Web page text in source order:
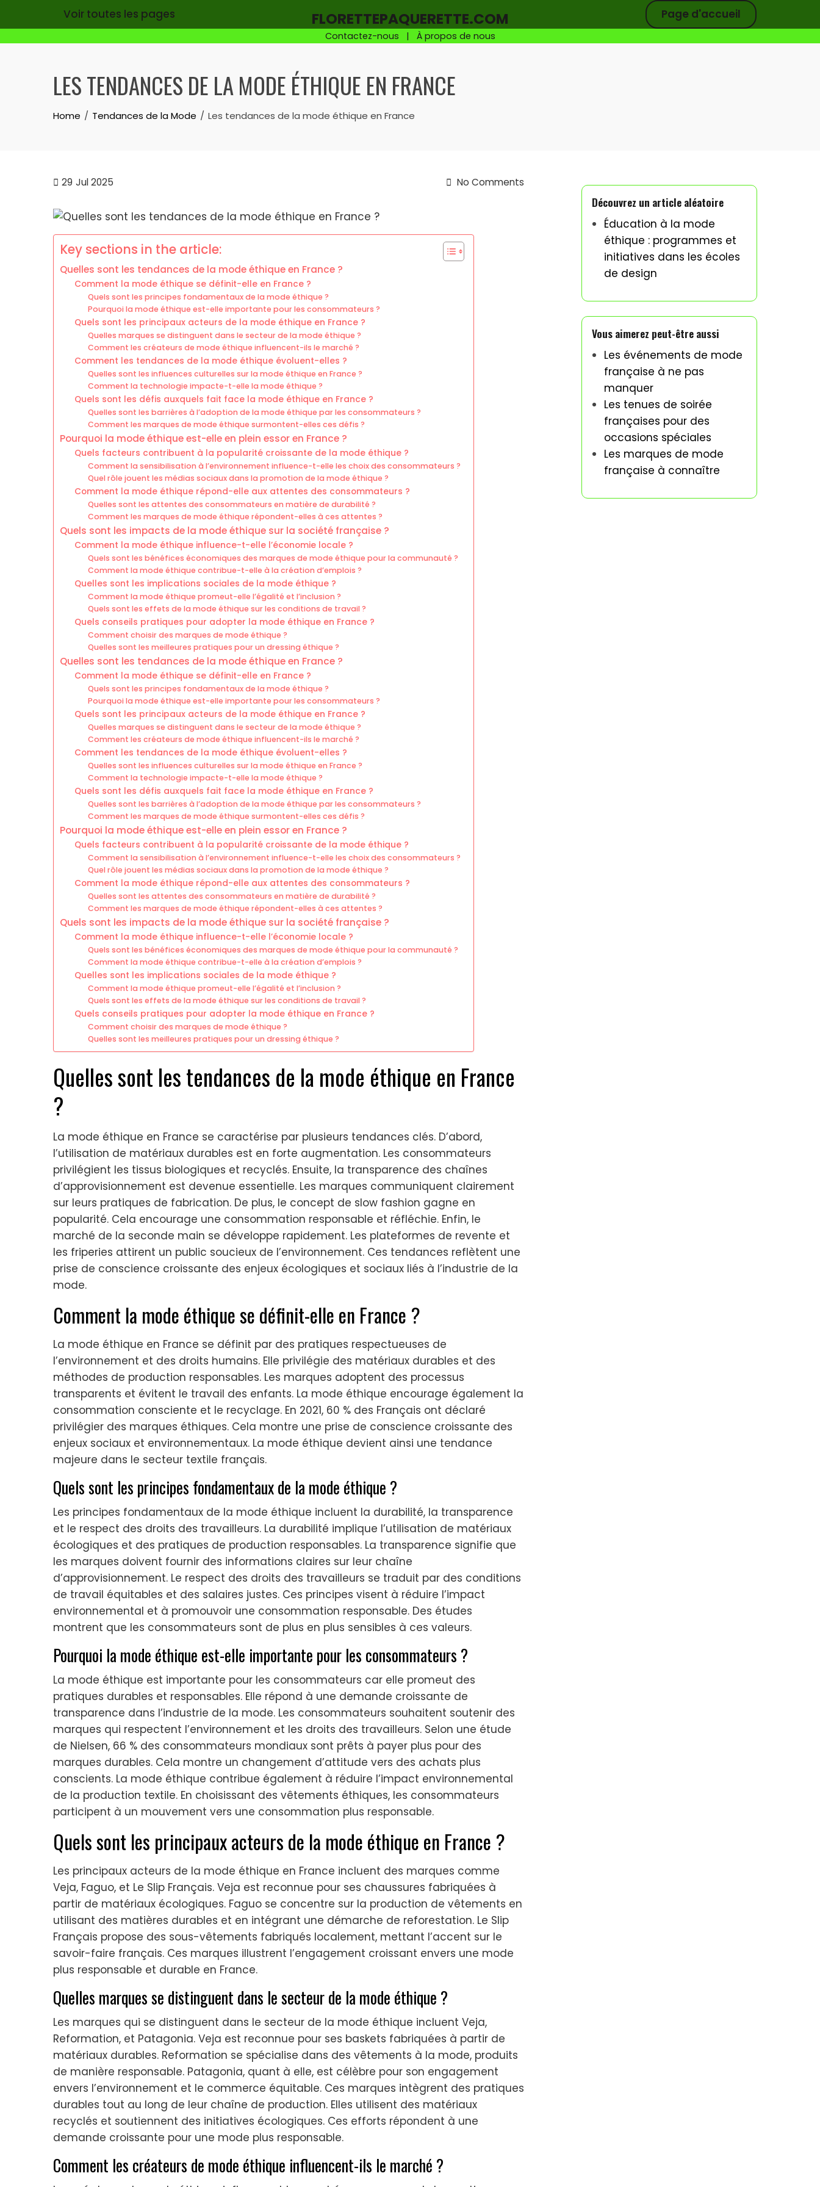
Voir toutes les pages FLORETTEPAQUERETTE.COM Page d'accueil
Contactez-nous | À propos de nous
LES TENDANCES DE LA MODE ÉTHIQUE EN FRANCE
Home Tendances de la Mode Les tendances de la mode éthique en France
29 Jul 2025 No Comments
Key sections in the article:
Quelles sont les tendances de la mode éthique en France ?
Comment la mode éthique se définit-elle en France ?
Quels sont les principes fondamentaux de la mode éthique ?
Pourquoi la mode éthique est-elle importante pour les consommateurs ?
Quels sont les principaux acteurs de la mode éthique en France ?
Quelles marques se distinguent dans le secteur de la mode éthique ?
Comment les créateurs de mode éthique influencent-ils le marché ?
Comment les tendances de la mode éthique évoluent-elles ?
Quelles sont les influences culturelles sur la mode éthique en France ?
Comment la technologie impacte-t-elle la mode éthique ?
Quels sont les défis auxquels fait face la mode éthique en France ?
Quelles sont les barrières à l’adoption de la mode éthique par les consommateurs ?
Comment les marques de mode éthique surmontent-elles ces défis ?
Pourquoi la mode éthique est-elle en plein essor en France ?
Quels facteurs contribuent à la popularité croissante de la mode éthique ?
Comment la sensibilisation à l’environnement influence-t-elle les choix des consommateurs ?
Quel rôle jouent les médias sociaux dans la promotion de la mode éthique ?
Comment la mode éthique répond-elle aux attentes des consommateurs ?
Quelles sont les attentes des consommateurs en matière de durabilité ?
Comment les marques de mode éthique répondent-elles à ces attentes ?
Quels sont les impacts de la mode éthique sur la société française ?
Comment la mode éthique influence-t-elle l’économie locale ?
Quels sont les bénéfices économiques des marques de mode éthique pour la communauté ?
Comment la mode éthique contribue-t-elle à la création d’emplois ?
Quelles sont les implications sociales de la mode éthique ?
Comment la mode éthique promeut-elle l’égalité et l’inclusion ?
Quels sont les effets de la mode éthique sur les conditions de travail ?
Quels conseils pratiques pour adopter la mode éthique en France ?
Comment choisir des marques de mode éthique ?
Quelles sont les meilleures pratiques pour un dressing éthique ?
Quelles sont les tendances de la mode éthique en France ?
Comment la mode éthique se définit-elle en France ?
Quels sont les principes fondamentaux de la mode éthique ?
Pourquoi la mode éthique est-elle importante pour les consommateurs ?
Quels sont les principaux acteurs de la mode éthique en France ?
Quelles marques se distinguent dans le secteur de la mode éthique ?
Comment les créateurs de mode éthique influencent-ils le marché ?
Comment les tendances de la mode éthique évoluent-elles ?
Quelles sont les influences culturelles sur la mode éthique en France ?
Comment la technologie impacte-t-elle la mode éthique ?
Quels sont les défis auxquels fait face la mode éthique en France ?
Quelles sont les barrières à l’adoption de la mode éthique par les consommateurs ?
Comment les marques de mode éthique surmontent-elles ces défis ?
Pourquoi la mode éthique est-elle en plein essor en France ?
Quels facteurs contribuent à la popularité croissante de la mode éthique ?
Comment la sensibilisation à l’environnement influence-t-elle les choix des consommateurs ?
Quel rôle jouent les médias sociaux dans la promotion de la mode éthique ?
Comment la mode éthique répond-elle aux attentes des consommateurs ?
Quelles sont les attentes des consommateurs en matière de durabilité ?
Comment les marques de mode éthique répondent-elles à ces attentes ?
Quels sont les impacts de la mode éthique sur la société française ?
Comment la mode éthique influence-t-elle l’économie locale ?
Quels sont les bénéfices économiques des marques de mode éthique pour la communauté ?
Comment la mode éthique contribue-t-elle à la création d’emplois ?
Quelles sont les implications sociales de la mode éthique ?
Comment la mode éthique promeut-elle l’égalité et l’inclusion ?
Quels sont les effets de la mode éthique sur les conditions de travail ?
Quels conseils pratiques pour adopter la mode éthique en France ?
Comment choisir des marques de mode éthique ?
Quelles sont les meilleures pratiques pour un dressing éthique ?
Quelles sont les tendances de la mode éthique en France
?
La mode éthique en France se caractérise par plusieurs tendances clés. D’abord,
l’utilisation de matériaux durables est en forte augmentation. Les consommateurs
privilégient les tissus biologiques et recyclés. Ensuite, la transparence des chaînes
d’approvisionnement est devenue essentielle. Les marques communiquent clairement
sur leurs pratiques de fabrication. De plus, le concept de slow fashion gagne en
popularité. Cela encourage une consommation responsable et réfléchie. Enfin, le
marché de la seconde main se développe rapidement. Les plateformes de revente et
les friperies attirent un public soucieux de l’environnement. Ces tendances reflètent une
prise de conscience croissante des enjeux écologiques et sociaux liés à l’industrie de la
mode.
Comment la mode éthique se définit-elle en France ?
La mode éthique en France se définit par des pratiques respectueuses de
l’environnement et des droits humains. Elle privilégie des matériaux durables et des
méthodes de production responsables. Les marques adoptent des processus
transparents et évitent le travail des enfants. La mode éthique encourage également la
consommation consciente et le recyclage. En 2021, 60 % des Français ont déclaré
privilégier des marques éthiques. Cela montre une prise de conscience croissante des
enjeux sociaux et environnementaux. La mode éthique devient ainsi une tendance
majeure dans le secteur textile français.
Quels sont les principes fondamentaux de la mode éthique ?
Les principes fondamentaux de la mode éthique incluent la durabilité, la transparence
et le respect des droits des travailleurs. La durabilité implique l’utilisation de matériaux
écologiques et des pratiques de production responsables. La transparence signifie que
les marques doivent fournir des informations claires sur leur chaîne
d’approvisionnement. Le respect des droits des travailleurs se traduit par des conditions
de travail équitables et des salaires justes. Ces principes visent à réduire l’impact
environnemental et à promouvoir une consommation responsable. Des études
montrent que les consommateurs sont de plus en plus sensibles à ces valeurs.
Pourquoi la mode éthique est-elle importante pour les consommateurs ?
La mode éthique est importante pour les consommateurs car elle promeut des
pratiques durables et responsables. Elle répond à une demande croissante de
transparence dans l’industrie de la mode. Les consommateurs souhaitent soutenir des
marques qui respectent l’environnement et les droits des travailleurs. Selon une étude
de Nielsen, 66 % des consommateurs mondiaux sont prêts à payer plus pour des
marques durables. Cela montre un changement d’attitude vers des achats plus
conscients. La mode éthique contribue également à réduire l’impact environnemental
de la production textile. En choisissant des vêtements éthiques, les consommateurs
participent à un mouvement vers une consommation plus responsable.
Quels sont les principaux acteurs de la mode éthique en France ?
Les principaux acteurs de la mode éthique en France incluent des marques comme
Veja, Faguo, et Le Slip Français. Veja est reconnue pour ses chaussures fabriquées à
partir de matériaux écologiques. Faguo se concentre sur la production de vêtements en
utilisant des matières durables et en intégrant une démarche de reforestation. Le Slip
Français propose des sous-vêtements fabriqués localement, mettant l’accent sur le
savoir-faire français. Ces marques illustrent l’engagement croissant envers une mode
plus responsable et durable en France.
Quelles marques se distinguent dans le secteur de la mode éthique ?
Les marques qui se distinguent dans le secteur de la mode éthique incluent Veja,
Reformation, et Patagonia. Veja est reconnue pour ses baskets fabriquées à partir de
matériaux durables. Reformation se spécialise dans des vêtements à la mode, produits
de manière responsable. Patagonia, quant à elle, est célèbre pour son engagement
envers l’environnement et le commerce équitable. Ces marques intègrent des pratiques
durables tout au long de leur chaîne de production. Elles utilisent des matériaux
recyclés et soutiennent des initiatives écologiques. Ces efforts répondent à une
demande croissante pour une mode plus responsable.
Comment les créateurs de mode éthique influencent-ils le marché ?
Découvrez un article aléatoire
Éducation à la mode
éthique : programmes et
initiatives dans les écoles
de design
Vous aimerez peut-être aussi
Les événements de mode
française à ne pas
manquer
Les tenues de soirée
françaises pour des
occasions spéciales
Les marques de mode
française à connaître